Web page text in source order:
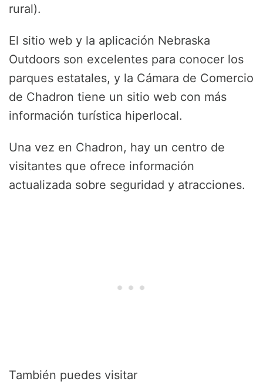
rural).
El sitio web y la aplicación Nebraska
Outdoors son excelentes para conocer los
parques estatales, y la Cámara de Comercio
de Chadron tiene un sitio web con más
información turística hiperlocal.
Una vez en Chadron, hay un centro de
visitantes que ofrece información
actualizada sobre seguridad y atracciones.
También puedes visitar